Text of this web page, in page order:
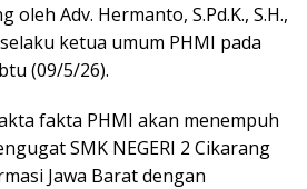
oleh Adv. Hermanto, S.Pd.K., S.H.,
selaku ketua umum PHMI pada
(09/5/26).
fakta PHMI akan menempuh
SMK NEGERI 2 Cikarang
Jawa Barat dengan